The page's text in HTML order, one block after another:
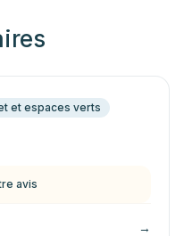
et espaces verts
avis
→